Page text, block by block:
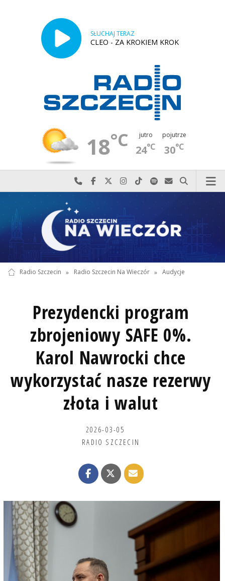
SŁUCHAJ TERAZ
CLEO - ZA KROKIEM KROK
18°C jutro
24°C
pojutrze
30°C
Najlepiej po prostu do nas zadzwoń
Odwiedź nas na Facebook-u
Odwiedź nas na X
Odwiedź nas na Instagram-ie
Odwiedź nas na TikTok-u
Szukaj nas na Spotify
Wyślij do nas
Szukaj
Radio Szczecin » Radio Szczecin Na Wieczór » Audycje
Prezydencki program
zbrojeniowy SAFE 0%.
Karol Nawrocki chce
wykorzystać nasze rezerwy
złota i walut
2026-03-05
RADIO SZCZECIN